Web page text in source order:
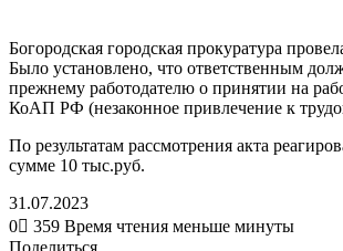
Богородская городская прокуратура
Было установлено, что ответственным
прежнему работодателю о принятии на
КоАП РФ (незаконное привлечение к
По результатам рассмотрения акта
сумме 10 тыс.руб.
31.07.2023
0
359 Время чтения меньше минуты
Вконтакте
Одноклассники
WhatsApp
Telegram
Viber
Поделиться
Печатать
Поделиться